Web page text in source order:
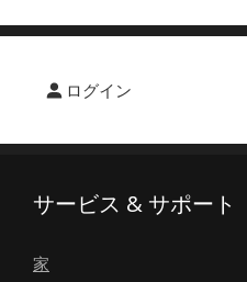
ログイン
サービス & サポート
家